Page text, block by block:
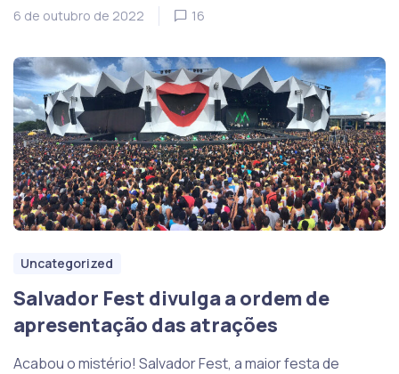
6 de outubro de 2022 16
Uncategorized
Salvador Fest divulga a ordem de
apresentação das atrações
Acabou o mistério! Salvador Fest, a maior festa de